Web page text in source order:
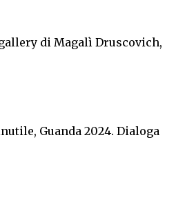
di Magalì Druscovich,
Guanda 2024. Dialoga